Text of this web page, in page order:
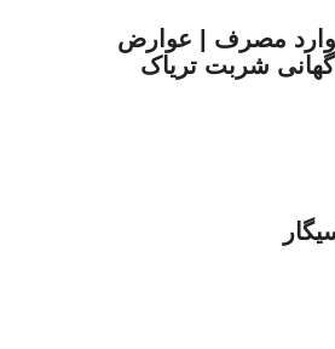
مصرف | عوارض
شربت تریاک